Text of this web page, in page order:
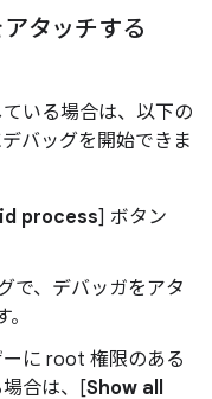
タッチする
いる場合は、以下の
バッグを開始できま
process] ボタン
で、デバッガをアタ
に root 権限のある
合は、[Show all